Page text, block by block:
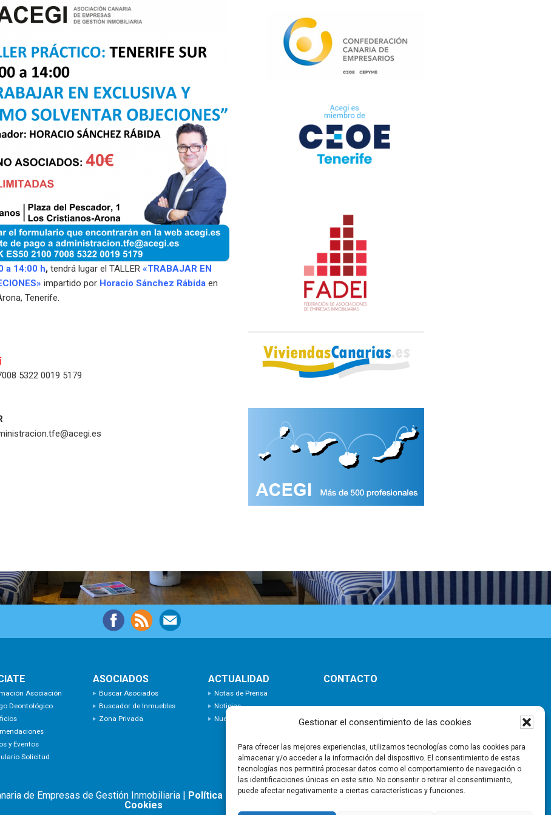
Gestionar el consentimiento de las cookies
Para ofrecer las mejores experiencias, utilizamos tecnologías como las cookies para
almacenar y/o acceder a la información del dispositivo. El consentimiento de estas
tecnologías nos permitirá procesar datos como el comportamiento de navegación o
las identificaciones únicas en este sitio. No consentir o retirar el consentimiento,
puede afectar negativamente a ciertas características y funciones.
a 14:00 h, tendrá lugar el TALLER «TRABAJAR EN
impartido por Horacio Sánchez Rábida en
Tenerife.
5322 0019 5179
Asociación
Deontológico
y Eventos
Solicitud
ASOCIADOS
Buscar Asociados
Buscador de Inmuebles
Zona Privada
ACTUALIDAD
Notas de Prensa
Noticias
Nuevas Incorporaciones
CONTACTO
de Empresas de Gestión Inmobiliaria | Política de privacidad |Aviso Legal|Política de
Cookies